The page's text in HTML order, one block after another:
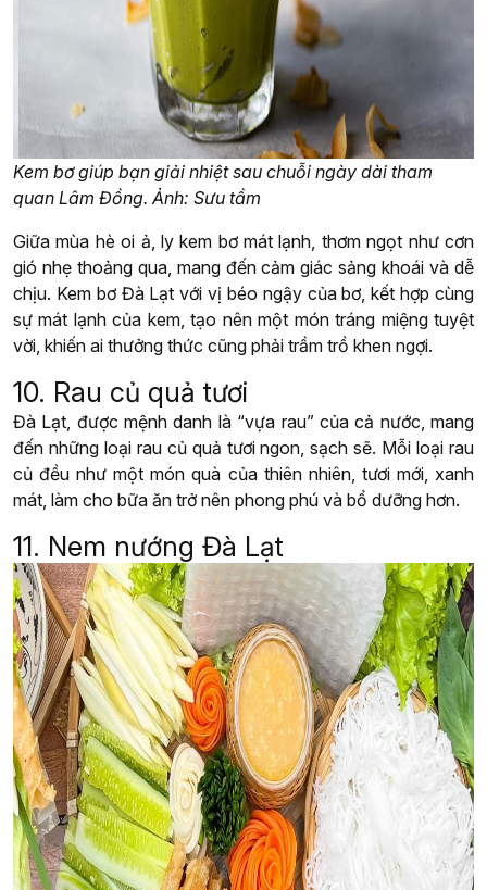
Kem bơ giúp bạn giải nhiệt sau chuỗi ngày dài tham
quan Lâm Đồng. Ảnh: Sưu tầm
Giữa mùa hè oi ả, ly kem bơ mát lạnh, thơm ngọt như cơn
gió nhẹ thoảng qua, mang đến cảm giác sảng khoái và dễ
chịu. Kem bơ Đà Lạt với vị béo ngậy của bơ, kết hợp cùng
sự mát lạnh của kem, tạo nên một món tráng miệng tuyệt
vời, khiến ai thưởng thức cũng phải trầm trồ khen ngợi.
10. Rau củ quả tươi
Đà Lạt, được mệnh danh là “vựa rau” của cả nước, mang
đến những loại rau củ quả tươi ngon, sạch sẽ. Mỗi loại rau
củ đều như một món quà của thiên nhiên, tươi mới, xanh
mát, làm cho bữa ăn trở nên phong phú và bổ dưỡng hơn.
11. Nem nướng Đà Lạt